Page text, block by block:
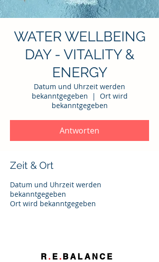
WATER WELLBEING
DAY - VITALITY &
ENERGY
Datum und Uhrzeit werden
bekanntgegeben
  |
Ort wird
bekanntgegeben
Antworten
Zeit & Ort
Datum und Uhrzeit werden
bekanntgegeben
Ort wird bekanntgegeben
R . E . BALANCE